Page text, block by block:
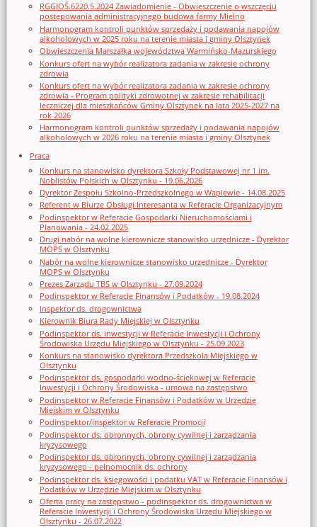
RGGIOŚ.6220.5.2024 Zawiadomienie - Obwieszczenie o wszczęciu
postępowania administracyjnego budowa farmy Mielno
Harmonogram kontroli punktów sprzedaży i podawania napojów
alkoholowych w 2025 roku na terenie miasta i gminy Olsztynek
Obwieszczenia Marszałka województwa Warmińsko-Mazurskiego
Konkurs ofert na wybór realizatora zadania w zakresie ochrony
zdrowia
Konkurs ofert na wybór realizatora zadania w zakresie ochrony
zdrowia - Program polityki zdrowotnej w zakresie rehabilitacji
leczniczej dla mieszkańców Gminy Olsztynek na lata 2025-2027 na
rok 2026
Harmonogram kontroli punktów sprzedaży i podawania napojów
alkoholowych w 2026 roku na terenie miasta i gminy Olsztynek
Praca
Konkurs na stanowisko dyrektora Szkoły Podstawowej nr 1 im.
Noblistów Polskich w Olsztynku - 19.06.2026
Dyrektor Zespołu Szkolno-Przedszkolnego w Waplewie - 14.08.2025
Referent w Biurze Obsługi Interesanta w Referacie Organizacyjnym
Podinspektor w Referacie Gospodarki Nieruchomościami i
Planowania - 24.02.2025
Drugi nabór na wolne kierownicze stanowisko urzędnicze - Dyrektor
MOPS w Olsztynku
Nabór na wolne kierownicze stanowisko urzędnicze - Dyrektor
MOPS w Olsztynku
Prezes Zarządu TBS w Olsztynku - 27.09.2024
Podinspektor w Referacie Finansów i Podatków - 19.08.2024
Inspektor ds. drogownictwa
Kierownik Biura Rady Miejskiej w Olsztynku
Podinspektor ds. inwestycji w Referacie Inwestycji i Ochrony
Środowiska Urzędu Miejskiego w Olsztynku - 25.09.2023
Konkurs na stanowisko dyrektora Przedszkola Miejskiego w
Olsztynku
Podinspektor ds. gospodarki wodno-ściekowej w Referacie
Inwestycji i Ochrony Środowiska - umowa na zastępstwo
Podinspektor w Referacie Finansów i Podatków w Urzędzie
Miejskim w Olsztynku
Podinspektor/inspektor w Referacie Promocji
Podinspektor ds. obronnych, obrony cywilnej i zarządzania
kryzysowego
Podinspektor ds. obronnych, obrony cywilnej i zarządzania
kryzysowego - pełnomocnik ds. ochrony
Podinspektor ds. księgowości i podatku VAT w Referacie Finansów i
Podatków w Urzędzie Miejskim w Olsztynku
Oferta pracy na zastępstwo - podinspektor ds. drogownictwa w
Referacie Inwestycji i Ochrony Środowiska Urzędu Miejskiego w
Olsztynku - 26.07.2022